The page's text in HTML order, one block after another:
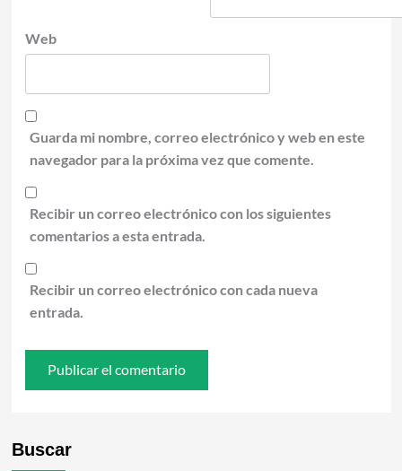
Web
Guarda mi nombre, correo electrónico y web en este
navegador para la próxima vez que comente.
Recibir un correo electrónico con los siguientes
comentarios a esta entrada.
Recibir un correo electrónico con cada nueva
entrada.
Buscar